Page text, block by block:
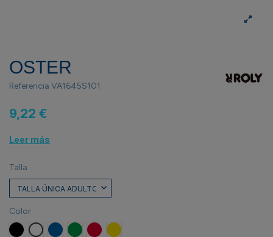
OSTER
Referencia VA1645S101
9,22 €
Leer más
Talla
Color
NEGROBLANCOROYAL VERDE HELECHO
ROJO AMARILLO